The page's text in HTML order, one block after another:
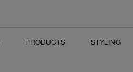
PRODUCTS STYLING